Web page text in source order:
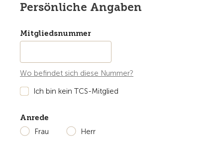
Persönliche Angaben
Mitgliedsnummer
Wo befindet sich diese Nummer?
Ich bin kein TCS-Mitglied
Anrede
Frau
Herr